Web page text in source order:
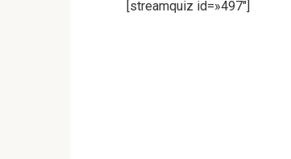
[streamquiz id=»497″]